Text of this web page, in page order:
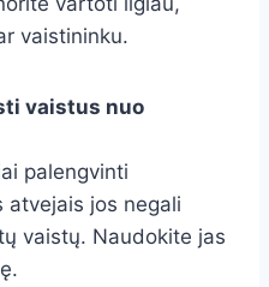
vaistininku.
vaistus nuo
palengvinti
atvejais jos negali
vaistų. Naudokite jas